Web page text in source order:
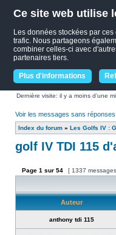
Ce site web utilise
Les données stockées par
trafic. Nous partageons
combiner celles-ci avec
partenaires tiers.
Plus d'informations
Dernière visite: il y a moins d’une
Voir les messages sans réponses
Index du forum » Les Golfs IV :
golf IV TDI 115
Page 1 sur 54 [ 1337
Auteur
anthony tdi 115